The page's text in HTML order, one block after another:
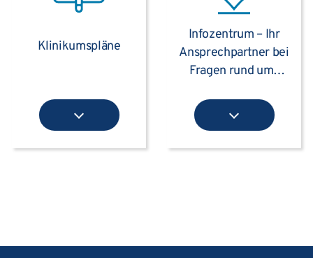
Klinikumspläne
Infozentrum – Ihr
Ansprechpartner bei
Fragen rund ums